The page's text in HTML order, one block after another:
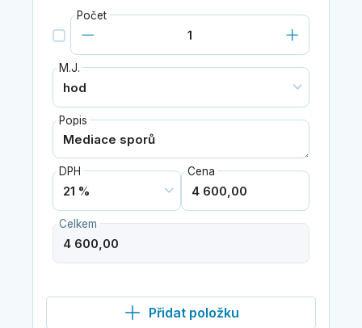
Počet
M.J.
Popis
DPH Cena
Celkem
Přidat položku